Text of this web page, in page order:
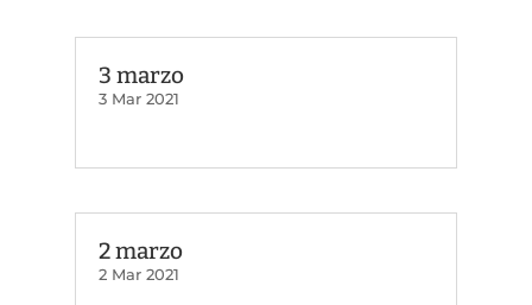
3 marzo
3 Mar 2021
2 marzo
2 Mar 2021